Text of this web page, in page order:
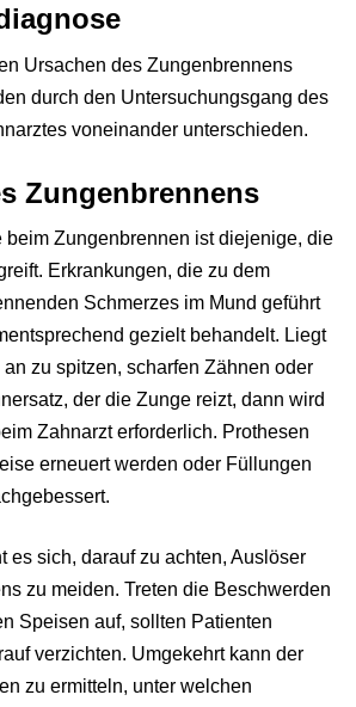
Ursachen des Zungenbrennens
durch den Untersuchungsgang des
voneinander unterschieden.
Zungenbrennens
beim Zungenbrennen ist diejenige, die
Erkrankungen, die zu dem
Schmerzes im Mund geführt
gezielt behandelt. Liegt
zu spitzen, scharfen Zähnen oder
der die Zunge reizt, dann wird
Zahnarzt erforderlich. Prothesen
erneuert werden oder Füllungen
es sich, darauf zu achten, Auslöser
zu meiden. Treten die Beschwerden
Speisen auf, sollten Patienten
verzichten. Umgekehrt kann der
zu ermitteln, unter welchen